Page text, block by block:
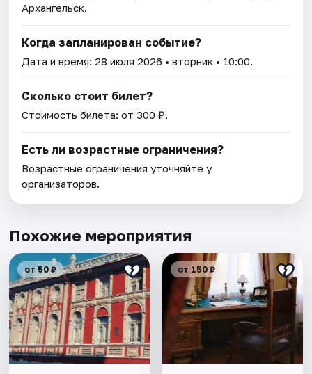
Архангельск.
Когда запланирован событие?
Дата и время:28 июля 2026 • вторник • 10:00.
Сколько стоит билет?
Стоимость билета: от 300 ₽.
Есть ли возрастные ограничения?
Возрастные ограничения уточняйте у
организаторов.
Похожие мероприятия
от 50 ₽ от 150 ₽